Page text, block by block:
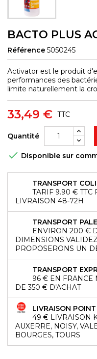
BACTO PLUS
Référence 5050245
Activator est le produit
performances des
limite naturellement la
33,49 € TTC
Quantité
 Disponible sur
TRANSPORT
TARIF 9.90 € TTC
LIVRAISON 48-72H
TRANSPORT
ENVIRON 200 €
DIMENSIONS
PROPOSERONS UN
TRANSPORT
96 € EN FRANCE
DE 350 € D'ACHAT
LIVRAISON
49 € LIVRAISON
AUXERRE, NOISY,
BOURGES, TOURS